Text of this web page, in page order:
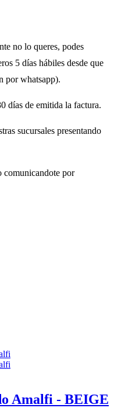
no lo queres, podes
5 días hábiles desde que
por whatsapp).
días de emitida la factura.
sucursales presentando
comunicandote por
Amalfi - BEIGE